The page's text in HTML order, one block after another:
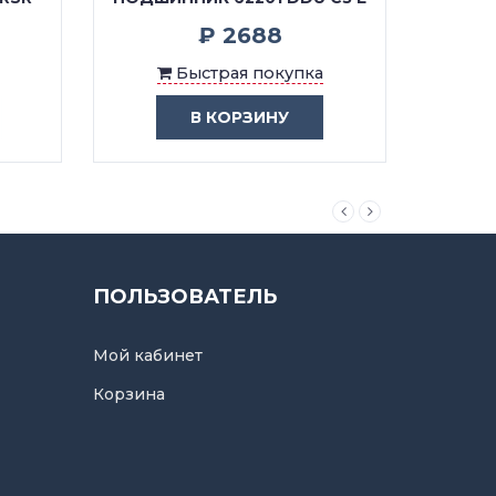
₽ 2688
Быстрая покупка
В КОРЗИНУ
ПОЛЬЗОВАТЕЛЬ
Мой кабинет
Корзина